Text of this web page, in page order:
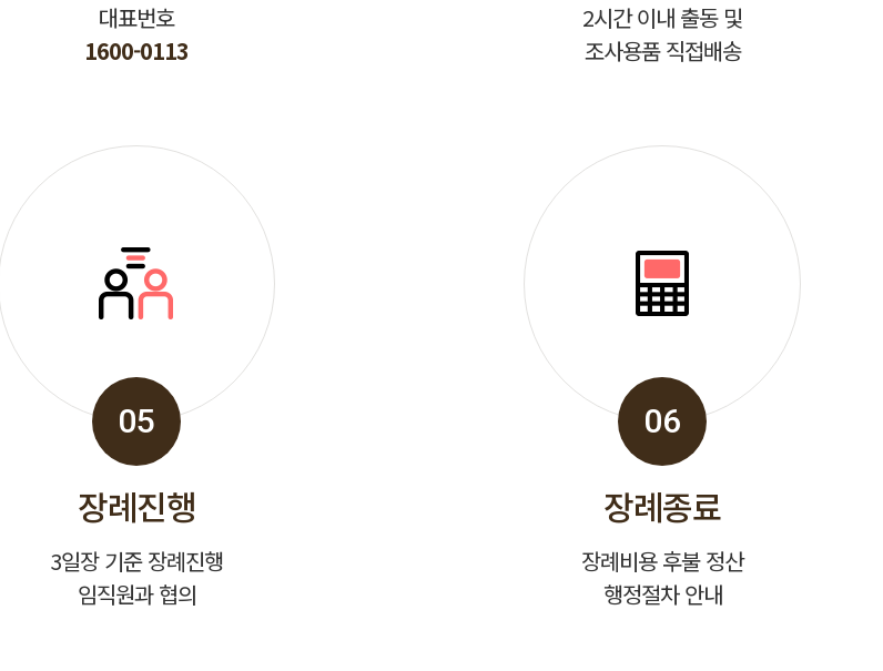
대표번호
1600-0113
2시간 이내 출동 및
조사용품 직접배송
05
장례진행
3일장 기준 장례진행
임직원과 협의
06
장례종료
장례비용 후불 정산
행정절차 안내